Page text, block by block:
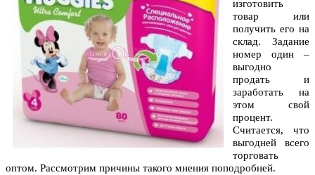
изготовить
товар или
получить его на
склад. Задание
номер один –
выгодно
продать и
заработать на
этом свой
процент.
Считается, что
выгодней всего
торговать
оптом. Рассмотрим причины такого мнения поподробней.